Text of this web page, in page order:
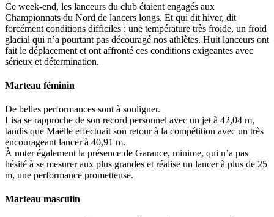
Ce week-end, les lanceurs du club étaient engagés aux
Championnats du Nord de lancers longs. Et qui dit hiver, dit
forcément conditions difficiles : une température très froide, un froid
glacial qui n’a pourtant pas découragé nos athlètes. Huit lanceurs ont
fait le déplacement et ont affronté ces conditions exigeantes avec
sérieux et détermination.
Marteau féminin
De belles performances sont à souligner.
Lisa se rapproche de son record personnel avec un jet à 42,04 m,
tandis que Maëlle effectuait son retour à la compétition avec un très
encourageant lancer à 40,91 m.
À noter également la présence de Garance, minime, qui n’a pas
hésité à se mesurer aux plus grandes et réalise un lancer à plus de 25
m, une performance prometteuse.
Marteau masculin